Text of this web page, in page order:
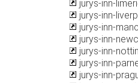
jurys-inn-
jurys-inn-
jurys-inn-
jurys-inn-
jurys-inn-
jurys-inn-
jurys-inn-